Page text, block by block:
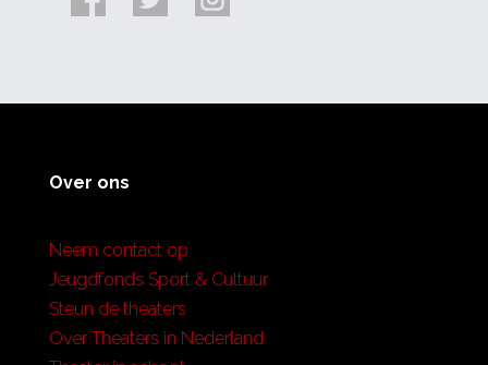
Over ons
Neem contact op
Jeugdfonds Sport & Cultuur
Steun de theaters
Over Theaters in Nederland